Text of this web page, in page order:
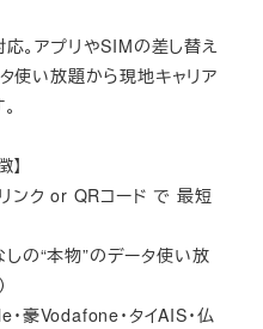
。アプリやSIMの差し替え
使い放題から現地キャリア
ンク or QRコード で 最短
の“本物”のデータ使い放
豪Vodafone・タイAIS・仏